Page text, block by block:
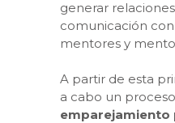
generar
comunicación
mentores y
A partir de esta
a cabo un
emparejamiento